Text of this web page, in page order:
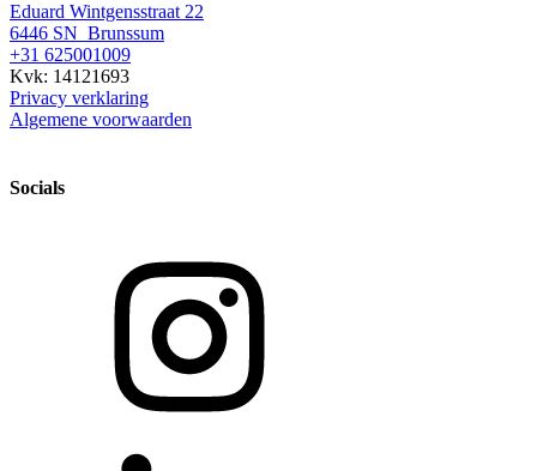
Eduard Wintgensstraat 22
6446 SN Brunssum
+31 625001009
Kvk: 14121693
Privacy verklaring
Algemene voorwaarden
Socials